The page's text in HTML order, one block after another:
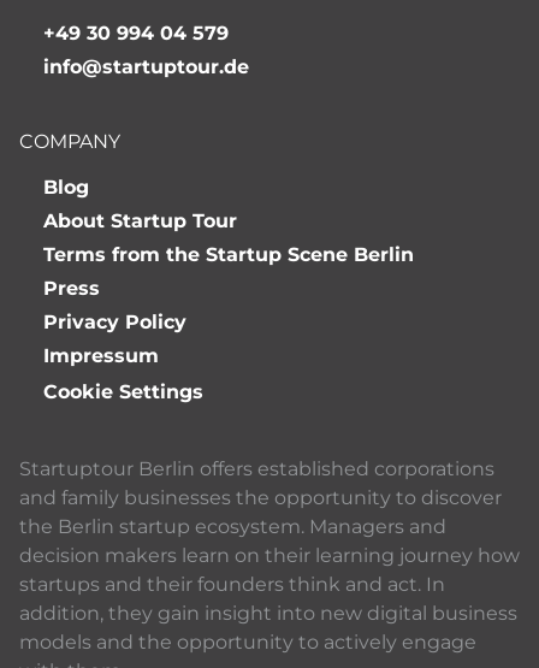
+49 30 994 04 579
info@startuptour.de
COMPANY
Blog
About Startup Tour
Terms from the Startup Scene Berlin
Press
Privacy Policy
Impressum
Cookie Settings
Startuptour Berlin offers established corporations
and family businesses the opportunity to discover
the Berlin startup ecosystem. Managers and
decision makers learn on their learning journey how
startups and their founders think and act. In
addition, they gain insight into new digital business
models and the opportunity to actively engage